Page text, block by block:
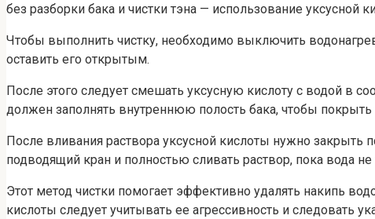
без разборки бака и чистки тэна — использование уксусной
Чтобы выполнить чистку, необходимо выключить
оставить его открытым.
После этого следует смешать уксусную кислоту с водой в
должен заполнять внутреннюю полость бака, чтобы
После вливания раствора уксусной кислоты нужно закрыть
подводящий кран и полностью сливать раствор, пока вода не
Этот метод чистки помогает эффективно удалять накипь
кислоты следует учитывать ее агрессивность и следовать